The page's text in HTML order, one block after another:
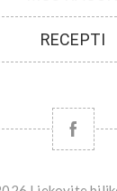
RECEPTI